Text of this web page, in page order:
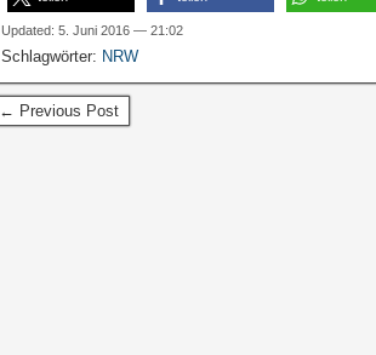
Updated: 5. Juni 2016 — 21:02
Schlagwörter: NRW
← Previous Post